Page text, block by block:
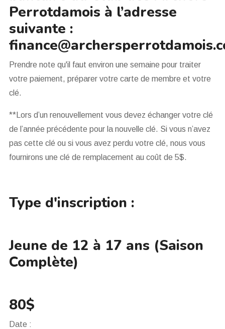
Perrotdamois à l’adresse
suivante :
Prendre note qu'il faut environ une semaine pour traiter
votre paiement, préparer votre carte de membre et votre
clé.
**Lors d’un renouvellement vous devez échanger votre clé
de l’année précédente pour la nouvelle clé. Si vous n’avez
pas cette clé ou si vous avez perdu votre clé, nous vous
fournirons une clé de remplacement au coût de 5$.
Type d'inscription :
Jeune de 12 à 17 ans (Saison
Complète)
80$
Date :